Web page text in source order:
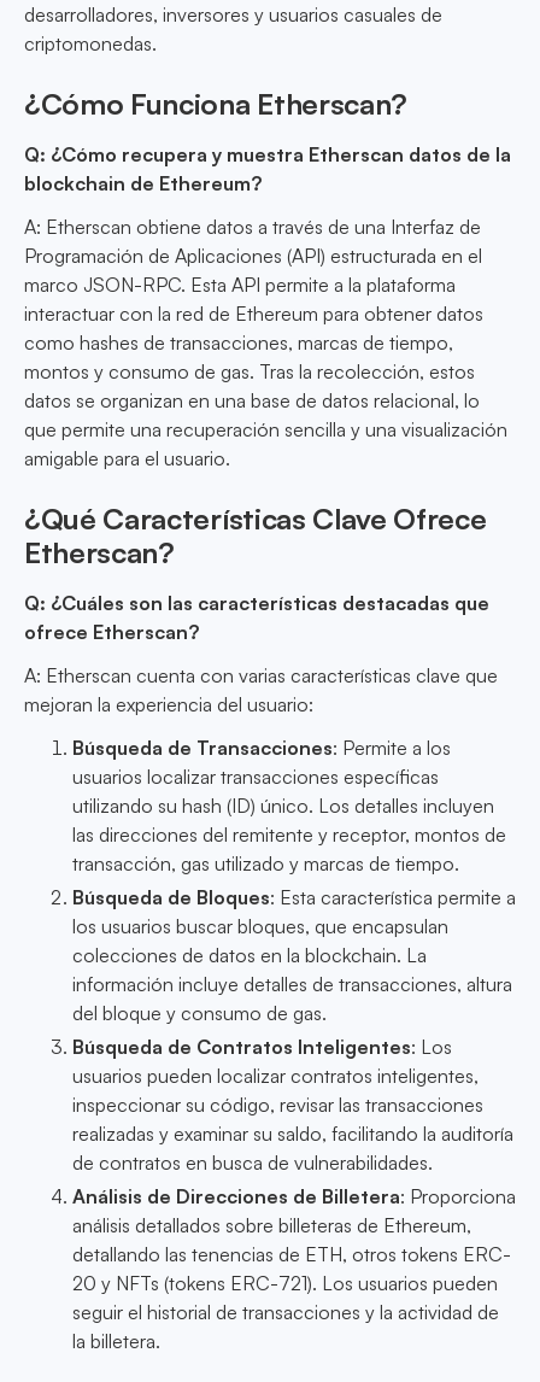
desarrolladores, inversores y usuarios casuales de
criptomonedas.
¿Cómo Funciona Etherscan?
Q: ¿Cómo recupera y muestra Etherscan datos de la
blockchain de Ethereum?
A: Etherscan obtiene datos a través de una Interfaz de
Programación de Aplicaciones (API) estructurada en el
marco JSON-RPC. Esta API permite a la plataforma
interactuar con la red de Ethereum para obtener datos
como hashes de transacciones, marcas de tiempo,
montos y consumo de gas. Tras la recolección, estos
datos se organizan en una base de datos relacional, lo
que permite una recuperación sencilla y una visualización
amigable para el usuario.
¿Qué Características Clave Ofrece
Etherscan?
Q: ¿Cuáles son las características destacadas que
ofrece Etherscan?
A: Etherscan cuenta con varias características clave que
mejoran la experiencia del usuario:
Búsqueda de Transacciones: Permite a los
usuarios localizar transacciones específicas
utilizando su hash (ID) único. Los detalles incluyen
las direcciones del remitente y receptor, montos de
transacción, gas utilizado y marcas de tiempo.
Búsqueda de Bloques: Esta característica permite a
los usuarios buscar bloques, que encapsulan
colecciones de datos en la blockchain. La
información incluye detalles de transacciones, altura
del bloque y consumo de gas.
Búsqueda de Contratos Inteligentes: Los
usuarios pueden localizar contratos inteligentes,
inspeccionar su código, revisar las transacciones
realizadas y examinar su saldo, facilitando la auditoría
de contratos en busca de vulnerabilidades.
Análisis de Direcciones de Billetera: Proporciona
análisis detallados sobre billeteras de Ethereum,
detallando las tenencias de ETH, otros tokens ERC-
20 y NFTs (tokens ERC-721). Los usuarios pueden
seguir el historial de transacciones y la actividad de
la billetera.